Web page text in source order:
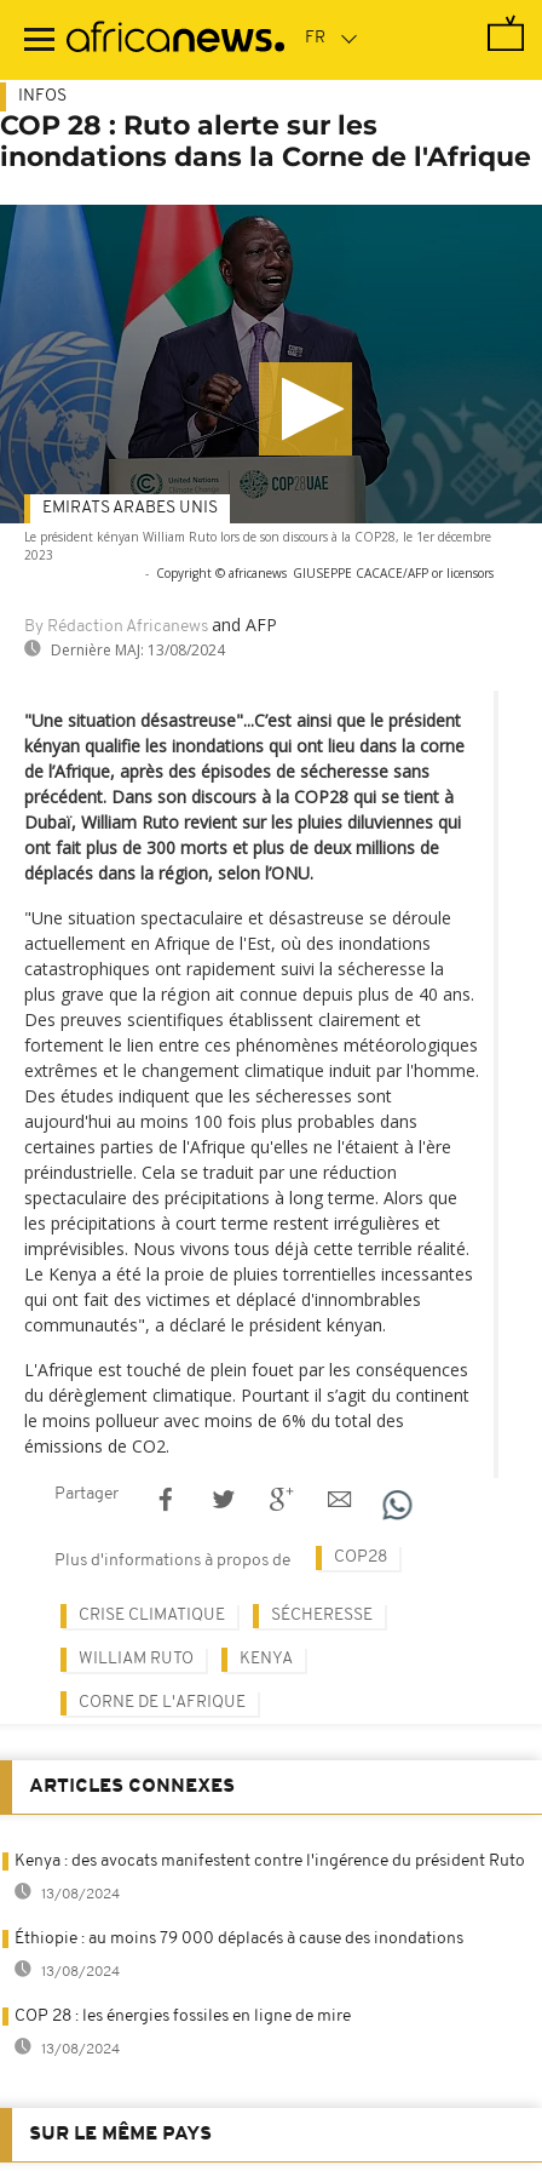
contenu
INFOS
COP 28 : Ruto alerte sur les
inondations dans la Corne de l'Afrique
Le président kényan William Ruto lors de son discours à la COP28, le 1er décembre
2023
- Copyright © africanews GIUSEPPE CACACE/AFP or licensors
By Rédaction Africanews and AFP
Dernière MAJ: 13/08/2024
EMIRATS ARABES UNIS
"Une situation désastreuse"...C’est ainsi que le président
kényan qualifie les inondations qui ont lieu dans la corne
de l’Afrique, après des épisodes de sécheresse sans
précédent. Dans son discours à la COP28 qui se tient à
Dubaï, William Ruto revient sur les pluies diluviennes qui
ont fait plus de 300 morts et plus de deux millions de
déplacés dans la région, selon l’ONU.
"Une situation spectaculaire et désastreuse se déroule
actuellement en Afrique de l'Est, où des inondations
catastrophiques ont rapidement suivi la sécheresse la
plus grave que la région ait connue depuis plus de 40 ans.
Des preuves scientifiques établissent clairement et
fortement le lien entre ces phénomènes météorologiques
extrêmes et le changement climatique induit par l'homme.
Des études indiquent que les sécheresses sont
aujourd'hui au moins 100 fois plus probables dans
certaines parties de l'Afrique qu'elles ne l'étaient à l'ère
préindustrielle. Cela se traduit par une réduction
spectaculaire des précipitations à long terme. Alors que
les précipitations à court terme restent irrégulières et
imprévisibles. Nous vivons tous déjà cette terrible réalité.
Le Kenya a été la proie de pluies torrentielles incessantes
qui ont fait des victimes et déplacé d'innombrables
communautés", a déclaré le président kényan.
L'Afrique est touché de plein fouet par les conséquences
du dérèglement climatique. Pourtant il s’agit du continent
le moins pollueur avec moins de 6% du total des
émissions de CO2.
Partager
Plus d'informations à propos de COP28
CRISE CLIMATIQUE SÉCHERESSE
WILLIAM RUTO KENYA
CORNE DE L'AFRIQUE
ARTICLES CONNEXES
Kenya : des avocats manifestent contre l'ingérence du président Ruto
13/08/2024
Éthiopie : au moins 79 000 déplacés à cause des inondations
13/08/2024
COP 28 : les énergies fossiles en ligne de mire
13/08/2024
SUR LE MÊME PAYS